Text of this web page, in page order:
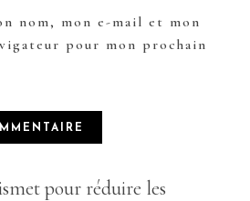
nom, mon e-mail et mon
pour mon prochain
pour réduire les